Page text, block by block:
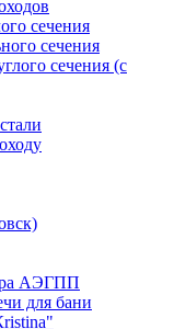
сечения
сечения
сечения (с
АЭГПП
для бани